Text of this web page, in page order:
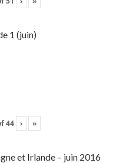
1 (juin)
44 › »
et Irlande – juin 2016